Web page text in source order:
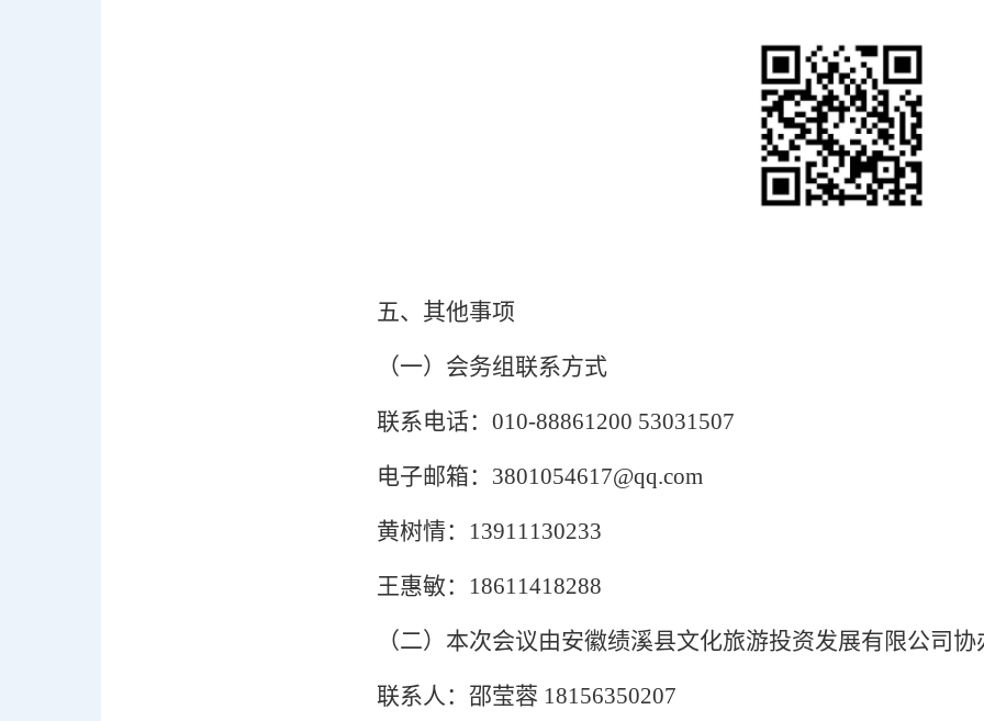
五、其他事项
（一） 会务组联系方式
联系电话： 010-88861200 53031507
电子邮箱： 3801054617@qq.com
黄树情： 13911130233
王惠敏： 18611418288
（二） 本次会议由安徽绩溪县文化旅游投资发展有限公司协
联系人：邵莹蓉 18156350207